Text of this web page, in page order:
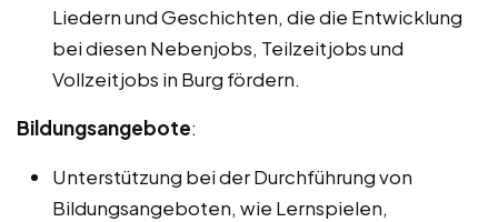
Liedern und Geschichten, die die Entwicklung
bei diesen Nebenjobs, Teilzeitjobs und
Vollzeitjobs in Burg fördern.
Bildungsangebote:
Unterstützung bei der Durchführung von
Bildungsangeboten, wie Lernspielen,